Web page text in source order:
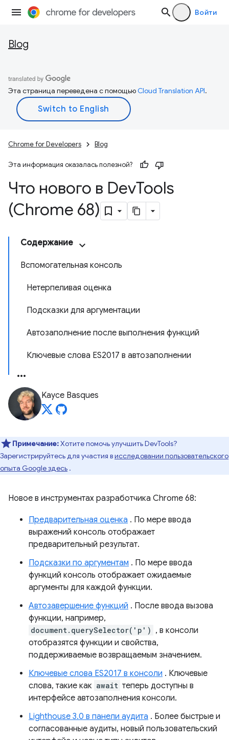
Войти
Blog
Эта страница переведена с помощьюCloud Translation API.
Chrome for Developers Blog
Эта информация оказалась полезной?
Что нового в DevTools
(Chrome 68)
Содержание
Вспомогательная консоль
Нетерпеливая оценка
Подсказки для аргументации
Автозаполнение после выполнения функций
Ключевые слова ES2017 в автозаполнении
Kayce Basques
Примечание:Хотите помочь улучшить DevTools?
Зарегистрируйтесь для участия висследовании пользовательского
опыта Google здесь .
Новое в инструментах разработчика Chrome 68:
Предварительная оценка . По мере ввода
выражений консоль отображает
предварительный результат.
Подсказки по аргументам . По мере ввода
функций консоль отображает ожидаемые
аргументы для каждой функции.
Автозавершение функций . После ввода вызова
функции, например,
document.querySelector('p') , в консоли
отобразятся функции и свойства,
поддерживаемые возвращаемым значением.
Ключевые слова ES2017 в консоли . Ключевые
слова, такие как await теперь доступны в
интерфейсе автозаполнения консоли.
Lighthouse 3.0 в панели аудита . Более быстрые и
согласованные аудиты, новый пользовательский